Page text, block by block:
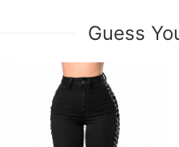
Guess